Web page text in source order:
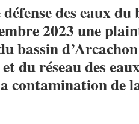
des eaux
2023 une
bassin
du réseau des
contamination de